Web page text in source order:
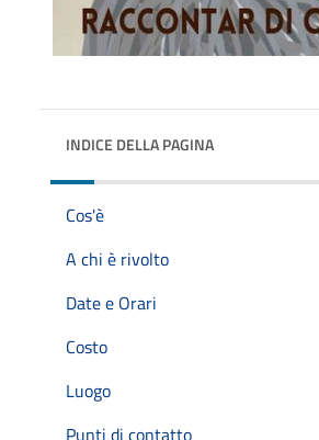
INDICE DELLA PAGINA
Cos'è
A chi è rivolto
Date e Orari
Costo
Luogo
Punti di contatto